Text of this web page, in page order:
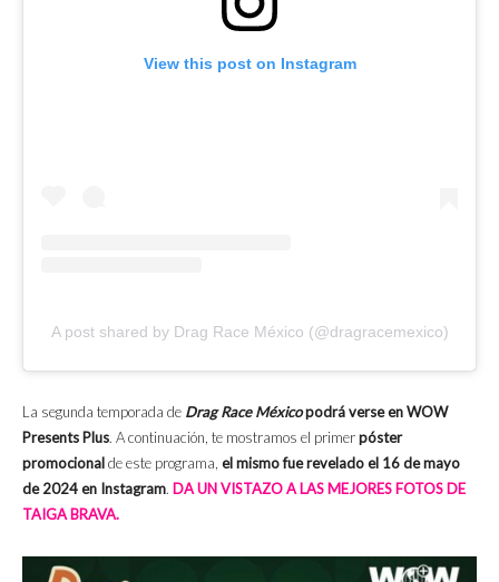
View this post on Instagram
A post shared by Drag Race México (@dragracemexico)
La segunda temporada de Drag Race Méxicopodrá verse en WOW
Presents Plus. A continuación, te mostramos el primerpóster
promocionalde este programa, el mismo fue revelado el 16 de mayo
de 2024 en Instagram. DA UN VISTAZO A LAS MEJORES FOTOS DE
TAIGA BRAVA.